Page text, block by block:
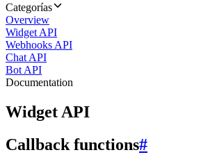
Categorías
Overview
Widget API
Webhooks API
Chat API
Bot API
Documentation
Widget API
Callback functions#